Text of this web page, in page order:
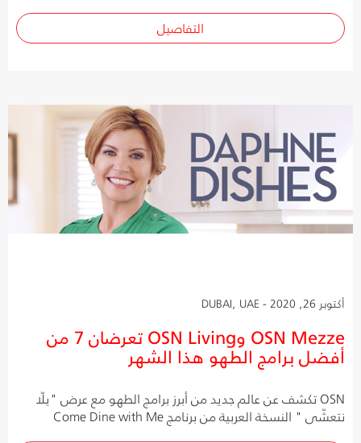
التفاصيل
أكتوبر 26, 2020 - DUBAI, UAE
OSN Mezze وOSN Living تعرضان 7 من
أفضل برامج الطهو هذا الشهر
OSN تكشف عن عالم جديد من أبرز برامج الطهو مع عرض "يلّا
نتعشّى " النسخة العربية من برنامج Come Dine with Me